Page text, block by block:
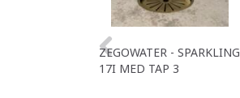
ZEGOWATER - SPARKLING
17I MED TAP 3